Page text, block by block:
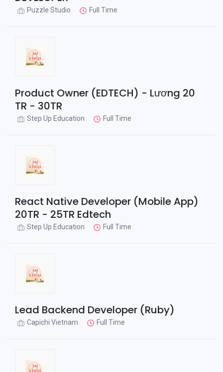
Puzzle Studio Full Time
Product Owner (EDTECH) - Lương 20
TR - 30TR
Step Up Education Full Time
React Native Developer (Mobile App)
20TR - 25TR Edtech
Step Up Education Full Time
Lead Backend Developer (Ruby)
Capichi Vietnam Full Time